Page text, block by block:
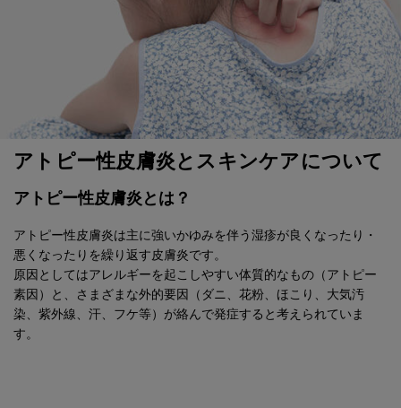
アトピー性皮膚炎と スキンケアについて
アトピー性皮膚炎とは？
アトピー性皮膚炎は主に強いかゆみを伴う湿疹が良くなったり・
悪くなったりを繰り返す皮膚炎です。
原因としてはアレルギーを起こしやすい体質的なもの（アトピー
素因）と、さまざまな外的要因（ダニ、花粉、ほこり、大気汚
染、紫外線、汗、フケ等）が絡んで発症すると考えられていま
す。